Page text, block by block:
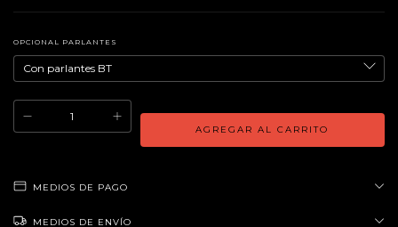
OPCIONAL PARLANTES
MEDIOS DE PAGO
MEDIOS DE ENVÍO